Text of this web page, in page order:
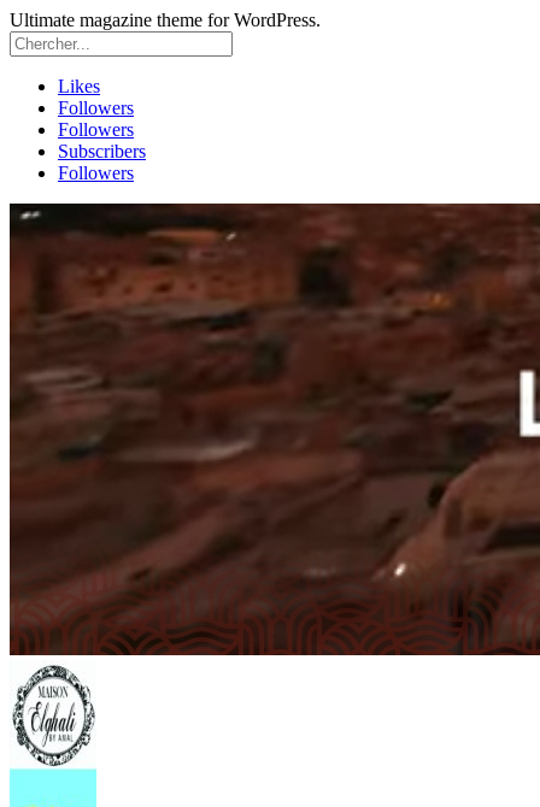
Ultimate magazine theme for WordPress.
Likes
Followers
Followers
Subscribers
Followers